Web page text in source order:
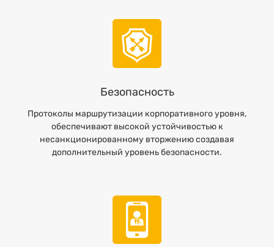
Безопасность
Протоколы маршрутизации корпоративного уровня,
обеспечивают высокой устойчивостью к
несанкционированному вторжению создавая
дополнительный уровень безопасности.